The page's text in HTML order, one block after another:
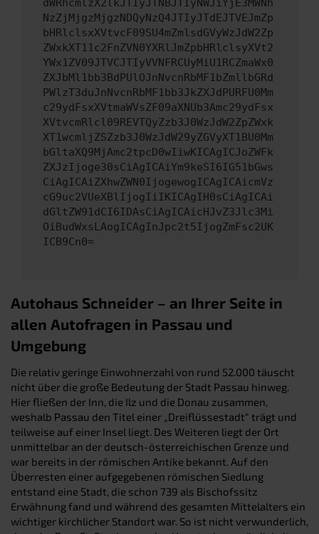
dWRhcmlzX2lkJTIyJTNBJTIyNWJiYjE3MWNh
NzZjMjgzMjgzNDQyNzQ4JTIyJTdEJTVEJmZp
bHRlclsxXVtvcF09SU4mZmlsdGVyWzJdW2Zp
ZWxkXT11c2FnZVN0YXRlJmZpbHRlclsyXVt2
YWx1ZV09JTVCJTIyVVNFRCUyMiU1RCZmaWx0
ZXJbMl1bb3BdPUlOJnNvcnRbMF1bZmllbGRd
PWlzT3duJnNvcnRbMF1bb3JkZXJdPURFU0Mm
c29ydFsxXVtmaWVsZF09aXNUb3Amc29ydFsx
XVtvcmRlcl09REVTQyZzb3J0WzJdW2ZpZWxk
XT1wcmljZSZzb3J0WzJdW29yZGVyXT1BU0Mm
bGltaXQ9MjAmc2tpcD0wIiwKICAgICJoZWFk
ZXJzIjoge30sCiAgICAiYm9keSI6IG51bGws
CiAgICAiZXhwZWN0IjogewogICAgICAicmVz
cG9uc2VUeXBlIjogIiIKICAgIH0sCiAgICAi
dGltZW91dCI6IDAsCiAgICAicHJvZ3Jlc3Mi
OiBudWxsLAogICAgInJpc2t5IjogZmFsc2UK
ICB9Cn0=
Autohaus Schneider – an Ihrer Seite in
allen Autofragen in Passau und
Umgebung
Die relativ geringe Einwohnerzahl von rund 52.000 täuscht
nicht über die große Bedeutung der Stadt Passau hinweg.
Hier fließen der Inn, die Ilz und die Donau zusammen,
weshalb Passau den Titel einer „Dreiflüssestadt“ trägt und
teilweise auf einer Insel liegt. Des Weiteren liegt der Ort
unmittelbar an der deutsch-österreichischen Grenze und
war bereits in der römischen Antike bekannt. Auf den
Überresten einer aufgegebenen römischen Siedlung
entstand eine Stadt, die schon 739 als Bischofssitz
Erwähnung fand und während des gesamten Mittelalters ein
wichtiger kirchlicher Standort war. So ist nicht verwunderlich,